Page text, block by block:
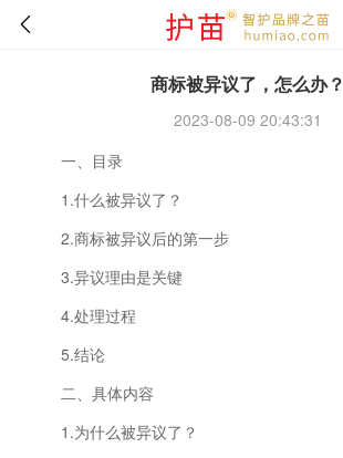
商标被异议了，怎么办？
2023-08-09 20:43:31
一、目录
1.什么被异议了？
2.商标被异议后的第一步
3.异议理由是关键
4.处理过程
5.结论
二、具体内容
1.为什么被异议了？